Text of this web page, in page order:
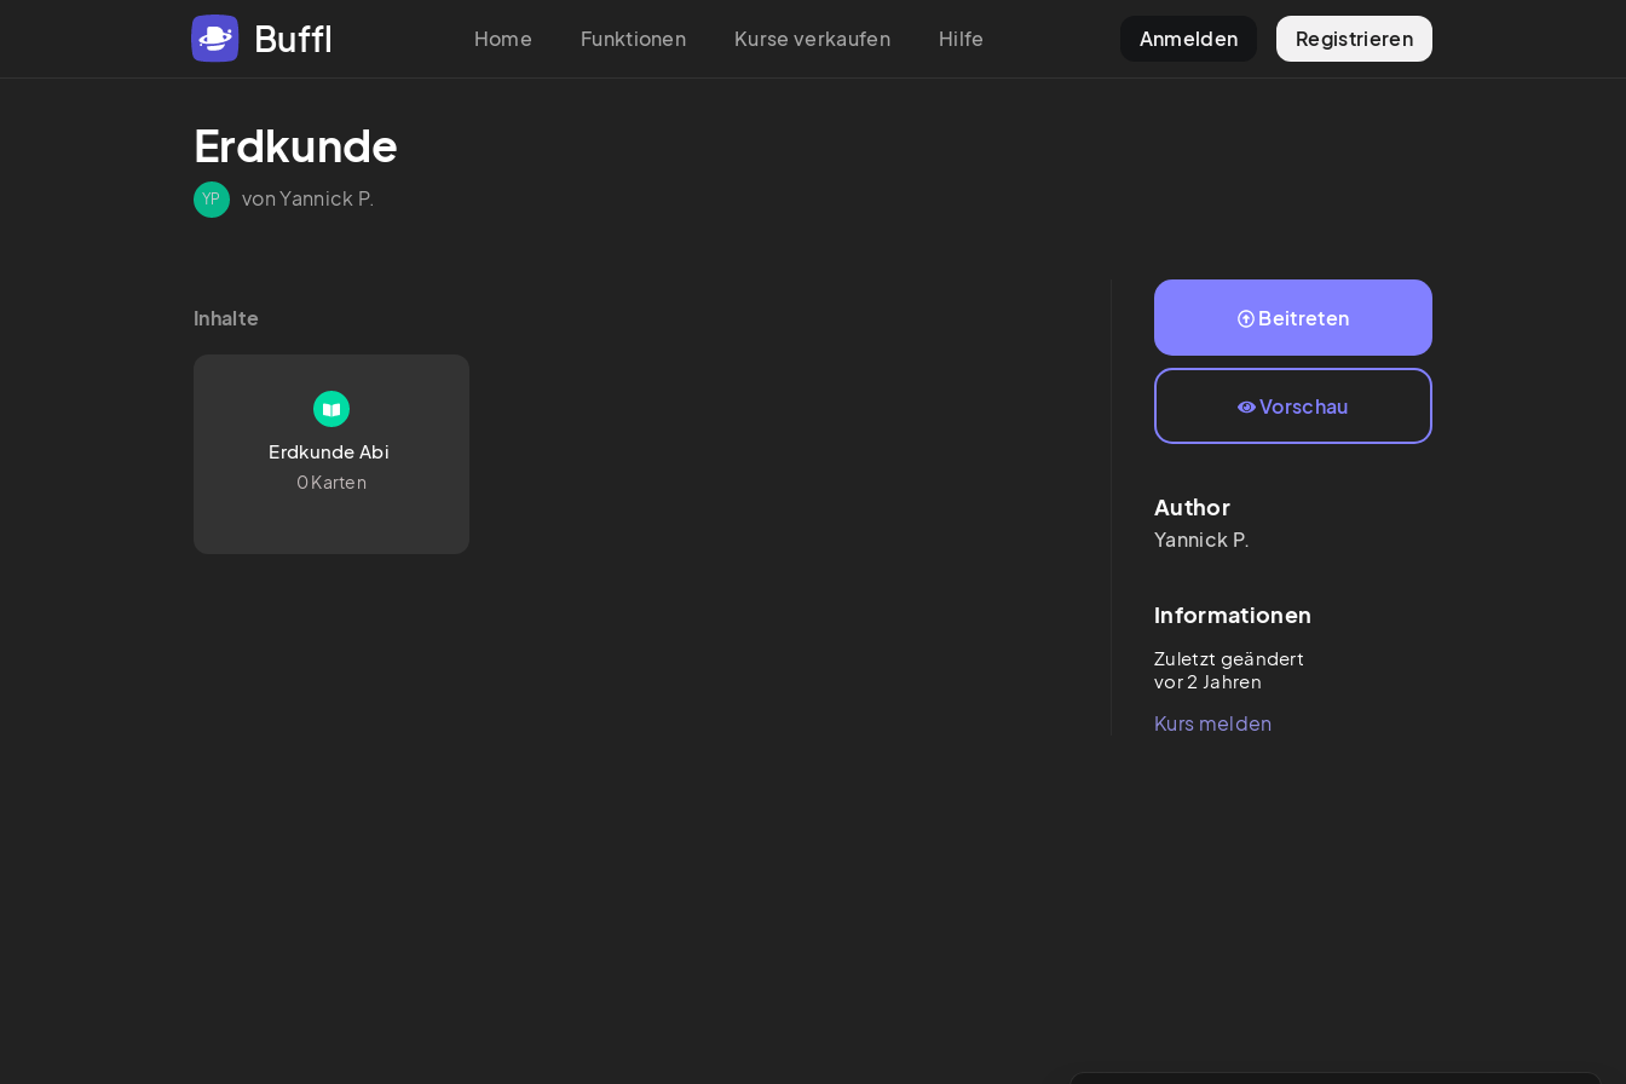
Buffl Home Funktionen Kurse verkaufen Hilfe Anmelden Registrieren
Erdkunde
YP von Yannick P.
Inhalte
0 Karten
Beitreten
Vorschau
Author
Yannick P.
Informationen
Zuletzt geändert
vor 2 Jahren
Kurs melden